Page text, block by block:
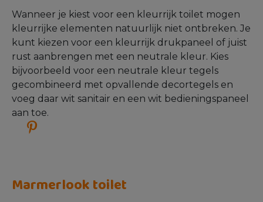
De industriële stijl staat bekend om de robuuste
en stoere look. Je kunt bijvoorbeeld gaan voor een
zwart of rvs-bedieningspaneel. Combineer dit met
roestkleurige tegels, zwart sanitair en een
fonteinset van natuurlijke materialen.